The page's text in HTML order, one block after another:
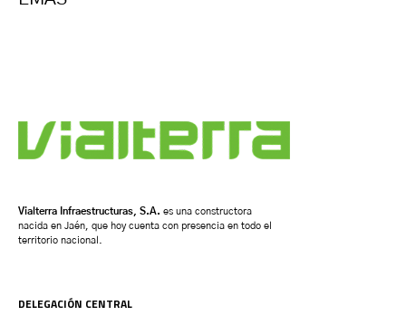
Vialterra Infraestructuras, S.A. es una constructora
nacida en Jaén, que hoy cuenta con presencia en todo el
territorio nacional.
DELEGACIÓN CENTRAL